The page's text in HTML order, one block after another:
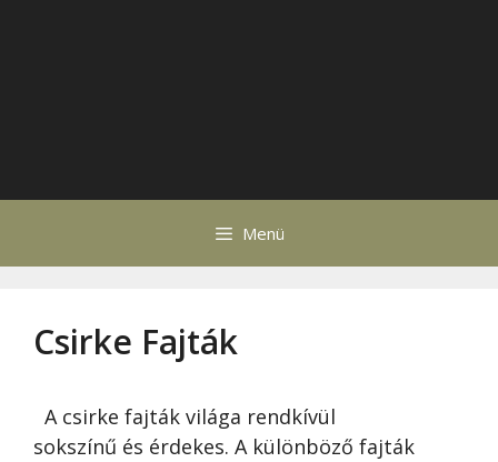
Menü
Csirke Fajták
A csirke fajták világa rendkívül
sokszínű és érdekes. A különböző fajták